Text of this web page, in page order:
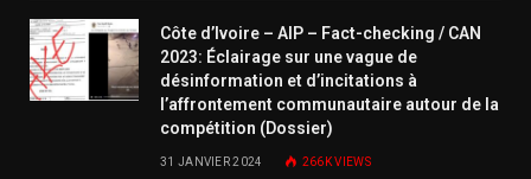
Côte d’Ivoire – AIP – Fact-checking / CAN
2023: Éclairage sur une vague de
désinformation et d’incitations à
l’affrontement communautaire autour de la
compétition (Dossier)
31 JANVIER 2024 266KVIEWS